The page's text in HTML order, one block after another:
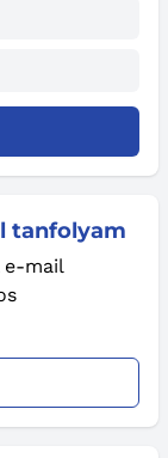
tanfolyam
e-mail